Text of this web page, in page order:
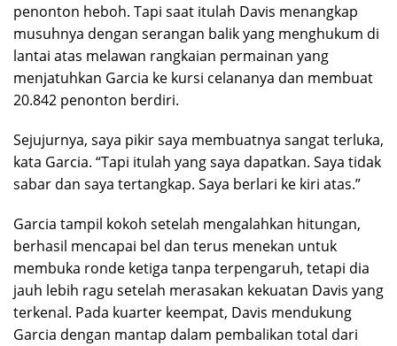
penonton heboh. Tapi saat itulah Davis menangkap
musuhnya dengan serangan balik yang menghukum di
lantai atas melawan rangkaian permainan yang
menjatuhkan Garcia ke kursi celananya dan membuat
20.842 penonton berdiri.
Sejujurnya, saya pikir saya membuatnya sangat terluka,
kata Garcia. “Tapi itulah yang saya dapatkan. Saya tidak
sabar dan saya tertangkap. Saya berlari ke kiri atas.”
Garcia tampil kokoh setelah mengalahkan hitungan,
berhasil mencapai bel dan terus menekan untuk
membuka ronde ketiga tanpa terpengaruh, tetapi dia
jauh lebih ragu setelah merasakan kekuatan Davis yang
terkenal. Pada kuarter keempat, Davis mendukung
Garcia dengan mantap dalam pembalikan total dari